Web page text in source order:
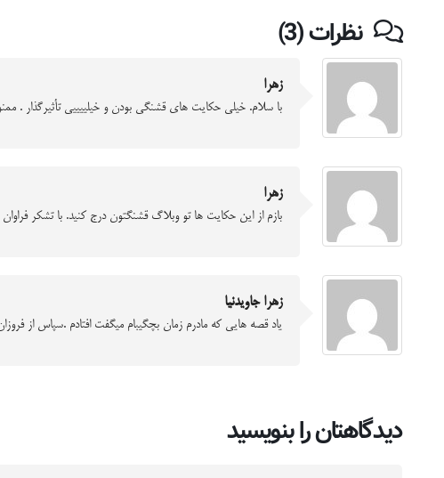
نظرات (3)
زهرا
با سلام. خیلی حکایت های قشنگی بودن و خیلییییی تأثیرگذار .
زهرا
بازم از این حکایت ها تو وبلاگ قشنگتون درج کنید. با تشکر فراوان
زهرا جاویدنیا
یاد قصه هایی که مادرم زمان بچگیبام میگفت افتادم .سپاس از
دیدگاهتان را بنویسید